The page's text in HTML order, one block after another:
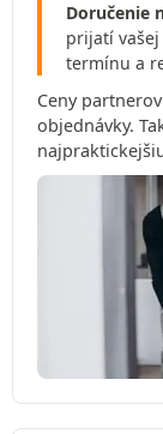
Doručenie
prijatí
termínu a
Ceny
objednávky.